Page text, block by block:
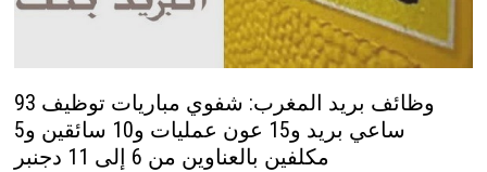
وظائف بريد المغرب: شفوي مباريات توظيف 93
ساعي بريد و15 عون عمليات و10 سائقين و5
مكلفين بالعناوين من 6 إلى 11 دجنبر